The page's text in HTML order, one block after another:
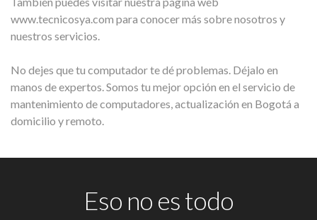
www.tecnicosya.com para conocer más sobre nosotros y
nuestros servicios.
No dejes que tu computador te dé problemas. Déjalo en
manos de expertos. Somos tu mejor opción en el servicio de
mantenimiento de computadores, actualización en Bogotá a
domicilio y remoto.
Eso no es todo